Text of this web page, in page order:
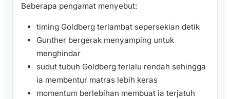
Beberapa pengamat menyebut:
timing Goldberg terlambat sepersekian detik
Gunther bergerak menyamping untuk
menghindar
sudut tubuh Goldberg terlalu rendah sehingga
ia membentur matras lebih keras
momentum berlebihan membuat ia terjatuh